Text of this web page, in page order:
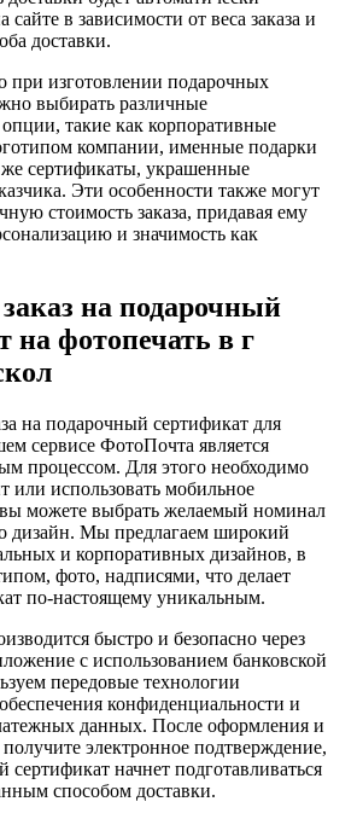
сайте в зависимости от веса заказа и
доставки.
при изготовлении подарочных
выбирать различные
такие как корпоративные
компании, именные подарки
сертификаты, украшенные
Эти особенности также могут
стоимость заказа, придавая ему
и значимость как
на подарочный
на фотопечать в г
на подарочный сертификат для
сервисе ФотоПочта является
процессом. Для этого необходимо
или использовать мобильное
можете выбрать желаемый номинал
дизайн. Мы предлагаем широкий
и корпоративных дизайнов, в
фото, надписями, что делает
по-настоящему уникальным.
быстро и безопасно через
с использованием банковской
передовые технологии
конфиденциальности и
данных. После оформления и
электронное подтверждение,
начнет подготавливаться
способом доставки.